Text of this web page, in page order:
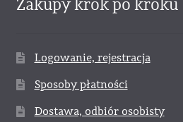
Zakupy krok po kroku
Logowanie, rejestracja
Sposoby płatności
Dostawa, odbiór osobisty